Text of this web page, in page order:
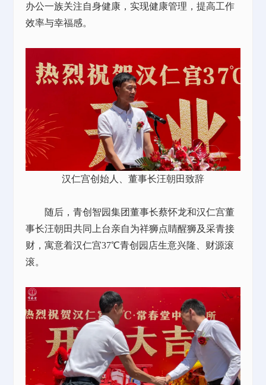
办公一族关注自身健康，实现健康管理，提高工作
效率与幸福感。
汉仁宫创始人、董事长汪朝田致辞
随后，青创智园集团董事长蔡怀龙和汉仁宫董
事长汪朝田共同上台亲自为祥狮点睛醒狮及采青接
财，寓意着汉仁宫37℃青创园店生意兴隆、财源滚
滚。